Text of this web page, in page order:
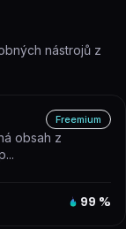
nástrojů z
Freemium
obsah z
99 %